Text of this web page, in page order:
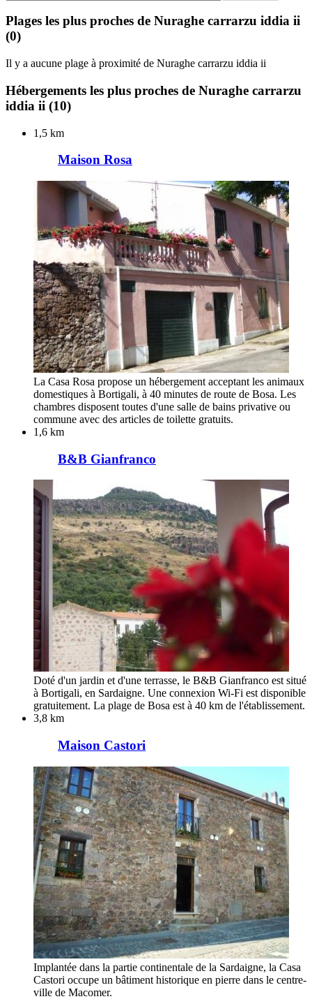
Plages les plus proches de Nuraghe carrarzu iddia ii
(0)
Il y a aucune plage à proximité de Nuraghe carrarzu iddia ii
Hébergements les plus proches de Nuraghe carrarzu
iddia ii (10)
1,5 km
Maison Rosa
La Casa Rosa propose un hébergement acceptant les animaux
domestiques à Bortigali, à 40 minutes de route de Bosa. Les
chambres disposent toutes d'une salle de bains privative ou
commune avec des articles de toilette gratuits.
1,6 km
B&B Gianfranco
Doté d'un jardin et d'une terrasse, le B&B Gianfranco est situé
à Bortigali, en Sardaigne. Une connexion Wi-Fi est disponible
gratuitement. La plage de Bosa est à 40 km de l'établissement.
3,8 km
Maison Castori
Implantée dans la partie continentale de la Sardaigne, la Casa
Castori occupe un bâtiment historique en pierre dans le centre-
ville de Macomer.